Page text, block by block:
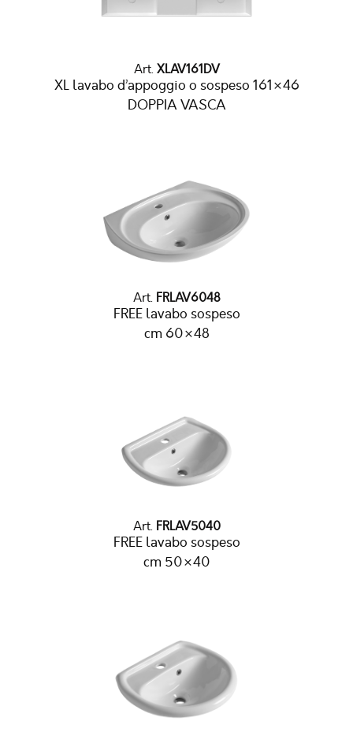
Art. XLAV161DV
XL lavabo d’appoggio o sospeso 161×46
DOPPIA VASCA
Art. FRLAV6048
FREE lavabo sospeso
cm 60×48
Art. FRLAV5040
FREE lavabo sospeso
cm 50×40